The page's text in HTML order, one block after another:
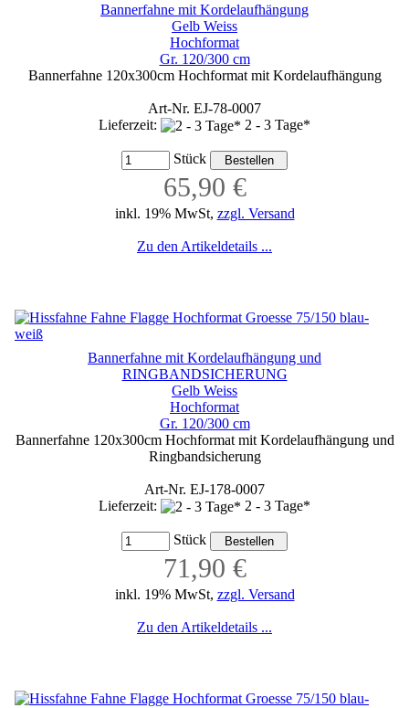
Bannerfahne mit Kordelaufhängung
Gelb Weiss
Hochformat
Gr. 120/300 cm
Bannerfahne 120x300cm Hochformat mit Kordelaufhängung
Art-Nr. EJ-78-0007
Lieferzeit:
2 - 3 Tage*
Stück
65,90 €
inkl. 19% MwSt, zzgl. Versand
Zu den Artikeldetails ...
Bannerfahne mit Kordelaufhängung und
RINGBANDSICHERUNG
Gelb Weiss
Hochformat
Gr. 120/300 cm
Bannerfahne 120x300cm Hochformat mit Kordelaufhängung und
Ringbandsicherung
Art-Nr. EJ-178-0007
Lieferzeit:
2 - 3 Tage*
Stück
71,90 €
inkl. 19% MwSt, zzgl. Versand
Zu den Artikeldetails ...